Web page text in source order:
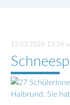
13.03.2026 13:34